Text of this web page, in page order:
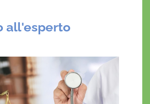
all'esperto